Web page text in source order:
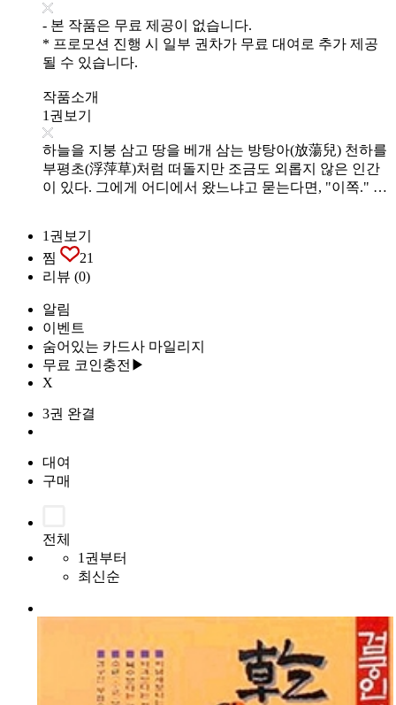
- 본 작품은 무료 제공이 없습니다.
* 프로모션 진행 시 일부 권차가 무료 대여로 추가 제공
될 수 있습니다.
작품소개
1권보기
하늘을 지붕 삼고 땅을 베개 삼는 방탕아(放蕩兒) 천하를
부평초(浮萍草)처럼 떠돌지만 조금도 외롭지 않은 인간
이 있다. 그에게 어디에서 왔느냐고 묻는다면, "이쪽." …
1권보기
찜
21
리뷰 (0)
알림
이벤트
숨어있는 카드사 마일리지
무료 코인충전▶
X
3권 완결
대여
구매
전체
1권부터
최신순